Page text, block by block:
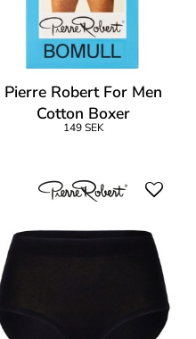
Pierre Robert For Men
Cotton Boxer
149 SEK